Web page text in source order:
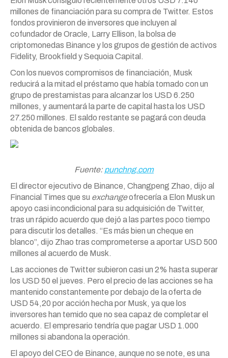
millones de financiación para su compra de Twitter. Estos
fondos provinieron de inversores que incluyen al
cofundador de Oracle, Larry Ellison, la bolsa de
criptomonedas Binance y los grupos de gestión de activos
Fidelity, Brookfield y Sequoia Capital.
Con los nuevos compromisos de financiación, Musk
reducirá a la mitad el préstamo que había tomado con un
grupo de prestamistas para alcanzar los USD 6.250
millones, y aumentará la parte de capital hasta los USD
27.250 millones. El saldo restante se pagará con deuda
obtenida de bancos globales.
Fuente: punchng.com
El director ejecutivo de Binance, Changpeng Zhao, dijo al
Financial Times que su exchangeofrecería a Elon Musk un
apoyo casi incondicional para su adquisición de Twitter,
tras un rápido acuerdo que dejó a las partes poco tiempo
para discutir los detalles. “Es más bien un cheque en
blanco”, dijo Zhao tras comprometerse a aportar USD 500
millones al acuerdo de Musk.
Las acciones de Twitter subieron casi un 2% hasta superar
los USD 50 el jueves. Pero el precio de las acciones se ha
mantenido constantemente por debajo de la oferta de
USD 54,20 por acción hecha por Musk, ya que los
inversores han temido que no sea capaz de completar el
acuerdo. El empresario tendría que pagar USD 1.000
millones si abandona la operación.
El apoyo del CEO de Binance, aunque no se note, es una